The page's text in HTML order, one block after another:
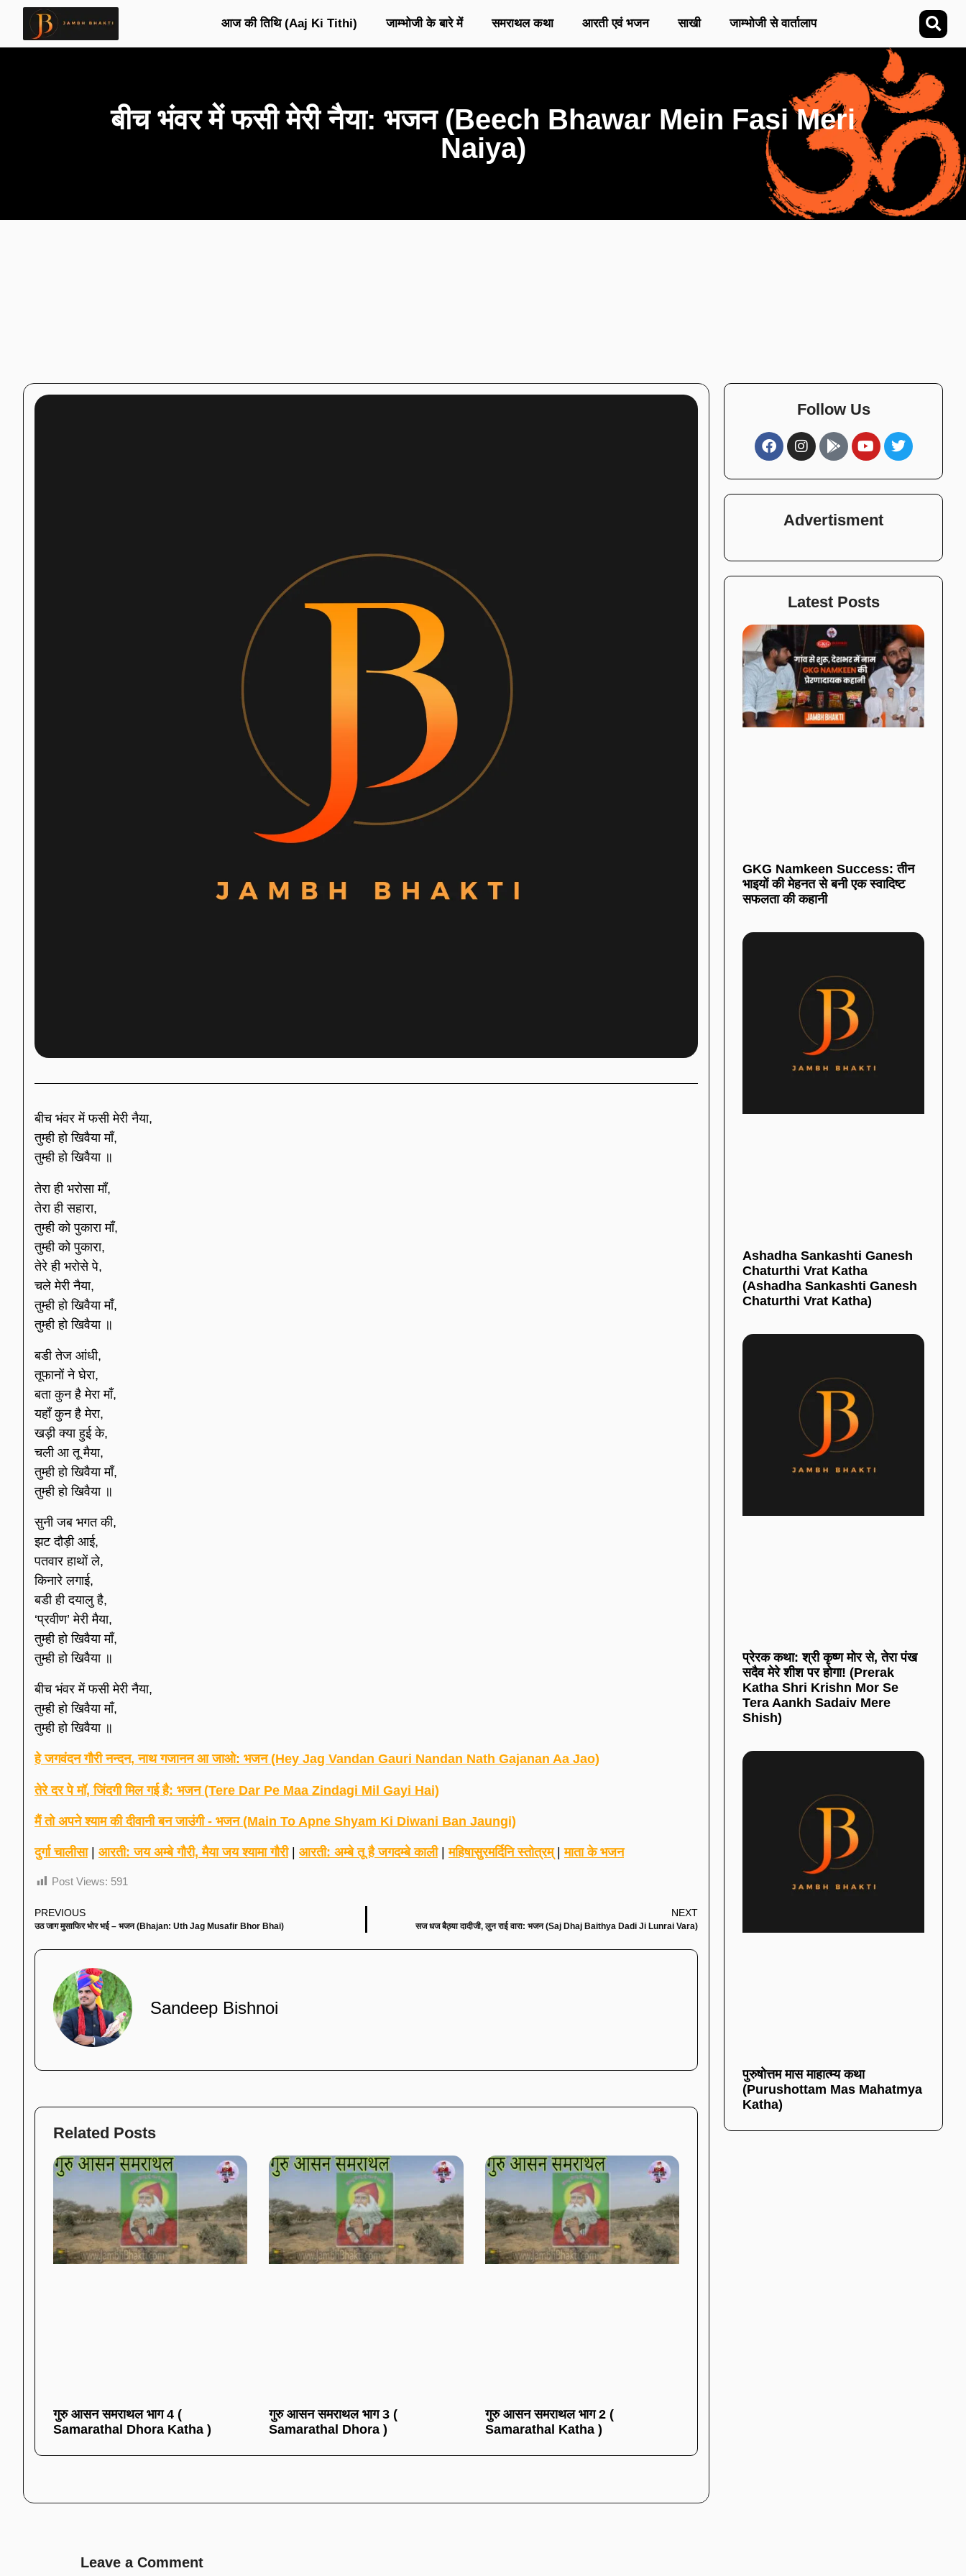
आज की तिथि (Aaj Ki Tithi) जाम्भोजी के बारे में समराथल कथा आरती एवं भजन साखी जाम्भोजी से वार्तालाप
बीच भंवर में फसी मेरी नैया: भजन (Beech Bhawar Mein Fasi Meri
Naiya)
बीच भंवर में फसी मेरी नैया,
तुम्ही हो खिवैया माँ,
तुम्ही हो खिवैया ॥
तेरा ही भरोसा माँ,
तेरा ही सहारा,
तुम्ही को पुकारा माँ,
तुम्ही को पुकारा,
तेरे ही भरोसे पे,
चले मेरी नैया,
तुम्ही हो खिवैया माँ,
तुम्ही हो खिवैया ॥
बडी तेज आंधी,
तूफानों ने घेरा,
बता कुन है मेरा माँ,
यहाँ कुन है मेरा,
खड़ी क्या हुई के,
चली आ तू मैया,
तुम्ही हो खिवैया माँ,
तुम्ही हो खिवैया ॥
सुनी जब भगत की,
झट दौड़ी आई,
पतवार हाथों ले,
किनारे लगाई,
बडी ही दयालु है,
‘प्रवीण’ मेरी मैया,
तुम्ही हो खिवैया माँ,
तुम्ही हो खिवैया ॥
बीच भंवर में फसी मेरी नैया,
तुम्ही हो खिवैया माँ,
तुम्ही हो खिवैया ॥
हे जगवंदन गौरी नन्दन, नाथ गजानन आ जाओ: भजन (Hey Jag Vandan Gauri Nandan Nath Gajanan Aa Jao)
तेरे दर पे मॉ, जिंदगी मिल गई है: भजन (Tere Dar Pe Maa Zindagi Mil Gayi Hai)
मैं तो अपने श्याम की दीवानी बन जाउंगी - भजन (Main To Apne Shyam Ki Diwani Ban Jaungi)
दुर्गा चालीसा| आरती: जय अम्बे गौरी, मैया जय श्यामा गौरी| आरती: अम्बे तू है जगदम्बे काली|महिषासुरमर्दिनि स्तोत्रम्|माता के भजन
Post Views: 591
PREVIOUS
उठ जाग मुसाफिर भोर भई – भजन (Bhajan: Uth Jag Musafir Bhor Bhai)
NEXT
सज धज बैठ्या दादीजी, लुन राई वारा: भजन (Saj Dhaj Baithya Dadi Ji Lunrai Vara)
Sandeep Bishnoi
Related Posts
गुरु आसन समराथल भाग 4 (
Samarathal Dhora Katha )
गुरु आसन समराथल भाग 3 (
Samarathal Dhora )
गुरु आसन समराथल भाग 2 (
Samarathal Katha )
Follow Us
Advertisment
Latest Posts
GKG Namkeen Success: तीन
भाइयों की मेहनत से बनी एक स्वादिष्ट
सफलता की कहानी
Ashadha Sankashti Ganesh
Chaturthi Vrat Katha
(Ashadha Sankashti Ganesh
Chaturthi Vrat Katha)
प्रेरक कथा: श्री कृष्ण मोर से, तेरा पंख
सदैव मेरे शीश पर होगा! (Prerak
Katha Shri Krishn Mor Se
Tera Aankh Sadaiv Mere
Shish)
पुरुषोत्तम मास माहात्म्य कथा
(Purushottam Mas Mahatmya
Katha)
Leave a Comment